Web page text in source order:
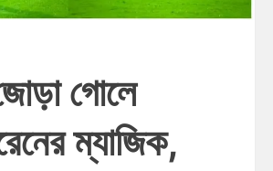
গোলে
ম্যাজিক,